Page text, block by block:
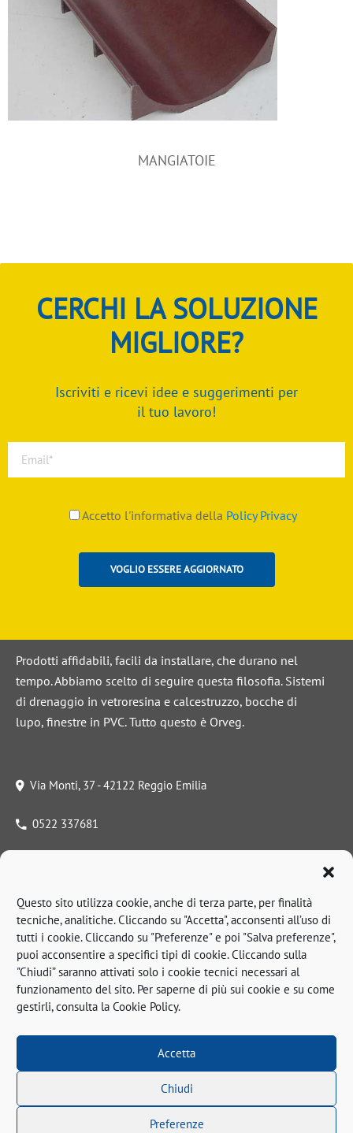
Questo sito utilizza cookie, anche di terza parte, per finalità
tecniche, analitiche. Cliccando su "Accetta", acconsenti all’uso di
tutti i cookie. Cliccando su "Preferenze" e poi "Salva preferenze",
puoi acconsentire a specifici tipi di cookie. Cliccando sulla
"Chiudi” saranno attivati solo i cookie tecnici necessari al
funzionamento del sito. Per saperne di più sui cookie e su come
gestirli, consulta la Cookie Policy.
Accetta
Chiudi
Preferenze
MANGIATOIE
CERCHI LA SOLUZIONE
MIGLIORE?
Iscriviti e ricevi idee e suggerimenti per
il tuo lavoro!
Accetto l'informativa della Policy Privacy
Prodotti affidabili, facili da installare, che durano nel
tempo. Abbiamo scelto di seguire questa filosofia. Sistemi
di drenaggio in vetroresina e calcestruzzo, bocche di
lupo, finestre in PVC. Tutto questo è Orveg.
Via Monti, 37 - 42122 Reggio Emilia
0522 337681
info@orveg.it
La nostra storia
Partner
Realizzazioni
PRIVACY POLICY
© 2022 Credits: Sp3